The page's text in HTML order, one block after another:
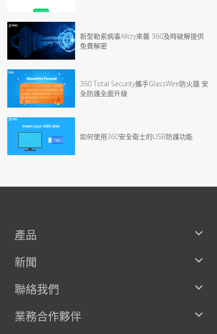
新型勒索病毒Allcry來襲 360及時破解提供
免費解密
360 Total Security攜手GlassWire防火牆 安
全防護全面升級
如何使用360安全衛士的USB防護功能
產品
新聞
聯絡我們
業務合作夥伴